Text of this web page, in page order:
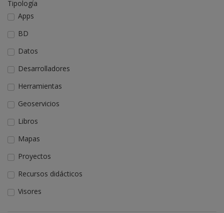
Tipología
Apps
BD
Datos
Desarrolladores
Herramientas
Geoservicios
Libros
Mapas
Proyectos
Recursos didácticos
Visores